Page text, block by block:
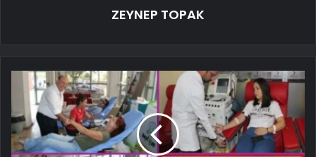
ZEYNEP TOPAK